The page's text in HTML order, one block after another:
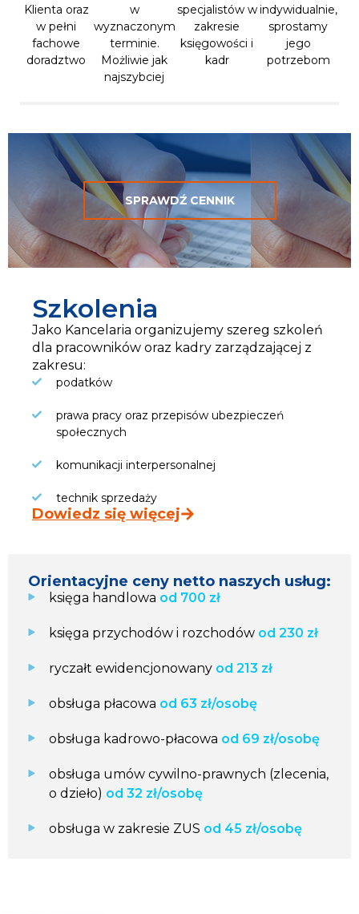
Klienta oraz
w pełni
fachowe
doradztwo
w
wyznaczonym
terminie.
Możliwie jak
najszybciej
specjalistów w
zakresie
księgowości i
kadr
indywidualnie,
sprostamy
jego
potrzebom
SPRAWDŹ CENNIK
Orientacyjne ceny netto naszych usług:
księga handlowa od 700 zł
księga przychodów i rozchodów od 230 zł
ryczałt ewidencjonowany od 213 zł
obsługa płacowa od 63 zł/osobę
obsługa kadrowo-płacowa od 69 zł/osobę
obsługa umów cywilno-prawnych (zlecenia,
o dzieło) od 32 zł/osobę
obsługa w zakresie ZUS od 45 zł/osobę
Szkolenia
Jako Kancelaria organizujemy szereg szkoleń
dla pracowników oraz kadry zarządzającej z
zakresu:
podatków
prawa pracy oraz przepisów ubezpieczeń
społecznych
komunikacji interpersonalnej
technik sprzedaży
Dowiedz się więcej